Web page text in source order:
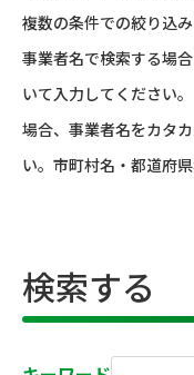
複数の条件での絞り込み
事業者名で検索する場
いて入力してください
場合、事業者名をカタ
い。市町村名・都道府
検索する